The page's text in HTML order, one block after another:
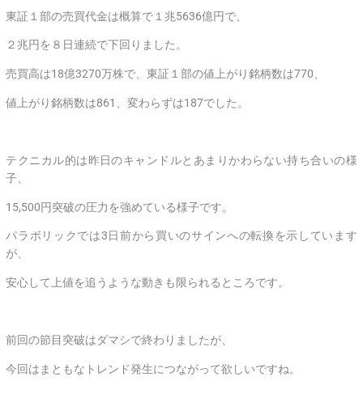
東証１部の売買代金は概算で１兆5636億円で、
２兆円を８日連続で下回りました。
売買高は18億3270万株で、東証１部の値上がり銘柄数は770、
値上がり銘柄数は861、変わらずは187でした。
テクニカル的は昨日のキャンドルとあまりかわらない持ち合いの様
子、
15,500円突破の圧力を強めている様子です。
パラボリックでは3日前から買いのサインへの転換を示しています
が、
安心して上値を追うような動きも限られるところです。
前回の節目突破はダマシで終わりましたが、
今回はまともなトレンド発生につながって欲しいですね。